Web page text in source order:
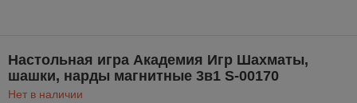
Настольная игра Академия Игр Шахматы,
шашки, нарды магнитные 3в1 S-00170
Нет в наличии